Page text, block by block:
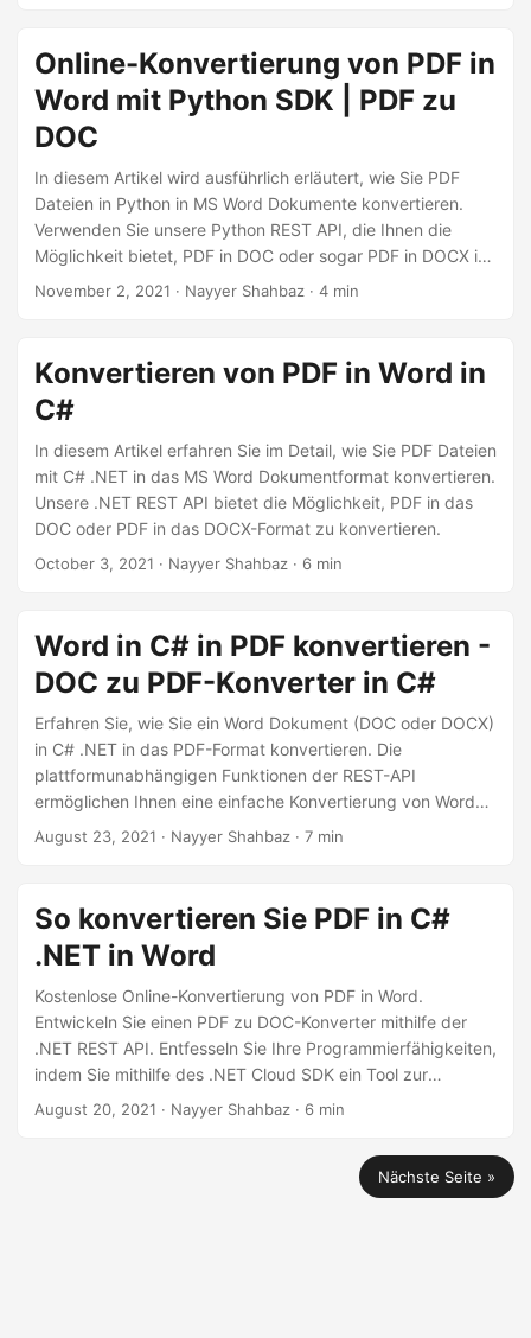
Dokumentenkonvertierungsprozess zu automatisieren,
bieten wir eine Word zu PDF-Konverter-App auf Zapier an,
die es Ihnen ermöglicht, Ihre Dokumentendatenbanken von
Google Drive oder Dropbox mit unserem Datei-
Verarbeitungsdienst zu verbinden und Ihre täglichen
Aufgaben mühelos zu automatisieren.
Online-Konvertierung von PDF in
Word mit Python SDK | PDF zu
DOC
In diesem Artikel wird ausführlich erläutert, wie Sie PDF
Dateien in Python in MS Word Dokumente konvertieren.
Verwenden Sie unsere Python REST API, die Ihnen die
Möglichkeit bietet, PDF in DOC oder sogar PDF in DOCX in
einer Python-Anwendung zu konvertieren.
November 2, 2021 · Nayyer Shahbaz · 4 min
Konvertieren von PDF in Word in
C#
In diesem Artikel erfahren Sie im Detail, wie Sie PDF Dateien
mit C# .NET in das MS Word Dokumentformat konvertieren.
Unsere .NET REST API bietet die Möglichkeit, PDF in das
DOC oder PDF in das DOCX-Format zu konvertieren.
October 3, 2021 · Nayyer Shahbaz · 6 min
Word in C# in PDF konvertieren -
DOC zu PDF-Konverter in C#
Erfahren Sie, wie Sie ein Word Dokument (DOC oder DOCX)
in C# .NET in das PDF-Format konvertieren. Die
plattformunabhängigen Funktionen der REST-API
ermöglichen Ihnen eine einfache Konvertierung von Word
ins PDF-Format.
August 23, 2021 · Nayyer Shahbaz · 7 min
So konvertieren Sie PDF in C#
.NET in Word
Kostenlose Online-Konvertierung von PDF in Word.
Entwickeln Sie einen PDF zu DOC-Konverter mithilfe der
.NET REST API. Entfesseln Sie Ihre Programmierfähigkeiten,
indem Sie mithilfe des .NET Cloud SDK ein Tool zur
Konvertierung von PDF zu Word Dokumenten entwickeln.
August 20, 2021 · Nayyer Shahbaz · 6 min
Nächste Seite »